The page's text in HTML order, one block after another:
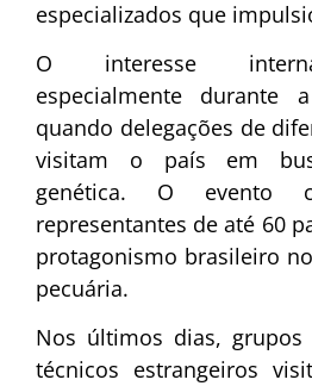
especializados que
O interesse
especialmente durante
quando delegações de
visitam o país em
genética. O evento
representantes de até 60
protagonismo brasileiro
pecuária.
Nos últimos dias,
técnicos estrangeiros